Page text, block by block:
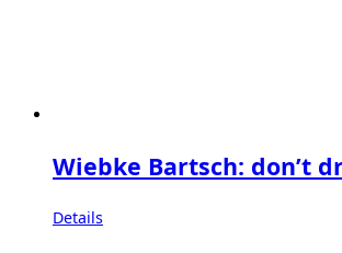
Wiebke Bartsch: don’t
Details